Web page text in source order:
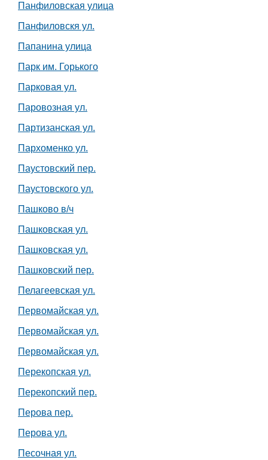
Панфиловская улица
Панфиловскя ул.
Папанина улица
Парк им. Горького
Парковая ул.
Паровозная ул.
Партизанская ул.
Пархоменко ул.
Паустовский пер.
Паустовского ул.
Пашково в/ч
Пашковская ул.
Пашковская ул.
Пашковский пер.
Пелагеевская ул.
Первомайская ул.
Первомайская ул.
Первомайская ул.
Перекопская ул.
Перекопский пер.
Перова пер.
Перова ул.
Песочная ул.